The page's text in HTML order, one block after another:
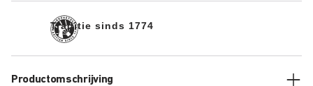
Traditie sinds 1774
Productomschrijving